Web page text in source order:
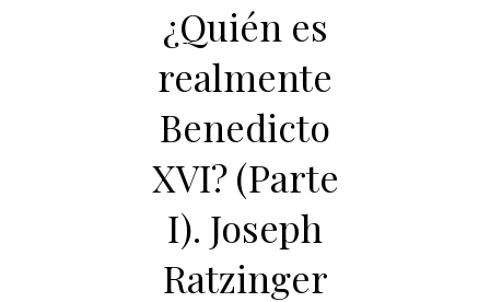
¿Quién es
realmente
Benedicto
XVI? (Parte
I). Joseph
Ratzinger